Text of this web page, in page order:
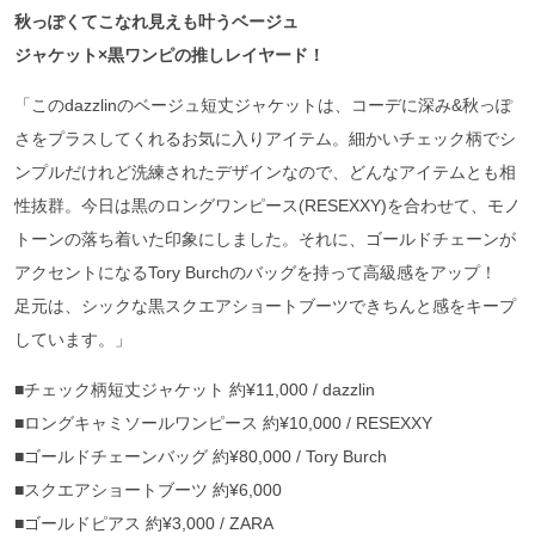
秋っぽくてこなれ見えも叶うベージュ
ジャケット×黒ワンピの推しレイヤード！
「このdazzlinのベージュ短丈ジャケットは、コーデに深み&秋っぽ
さをプラスしてくれるお気に入りアイテム。細かいチェック柄でシ
ンプルだけれど洗練されたデザインなので、どんなアイテムとも相
性抜群。今日は黒のロングワンピース(RESEXXY)を合わせて、モノ
トーンの落ち着いた印象にしました。それに、ゴールドチェーンが
アクセントになるTory Burchのバッグを持って高級感をアップ！
足元は、シックな黒スクエアショートブーツできちんと感をキープ
しています。」
■チェック柄短丈ジャケット 約¥11,000 / dazzlin
■ロングキャミソールワンピース 約¥10,000 / RESEXXY
■ゴールドチェーンバッグ 約¥80,000 / Tory Burch
■スクエアショートブーツ 約¥6,000
■ゴールドピアス 約¥3,000 / ZARA